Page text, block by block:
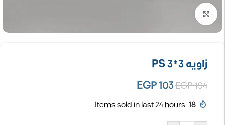
تكبير الصورة
زاويه PS 3*3
EGP194
EGP103
18
Items sold in last 24 hours